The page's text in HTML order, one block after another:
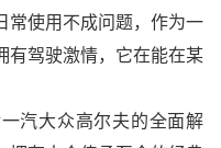
常使用不成问题，作为一
有驾驶激情，它在能在某
汽大众高尔夫的全面解